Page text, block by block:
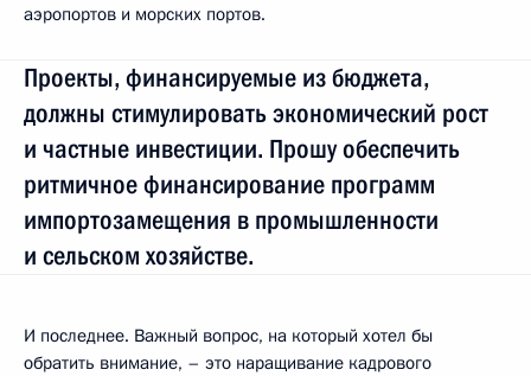
аэропортов и морских портов.
Проекты, финансируемые из бюджета,
должны стимулировать экономический рост
и частные инвестиции. Прошу обеспечить
ритмичное финансирование программ
импортозамещения в промышленности
и сельском хозяйстве.
И последнее. Важный вопрос, на который хотел бы
обратить внимание, – это наращивание кадрового